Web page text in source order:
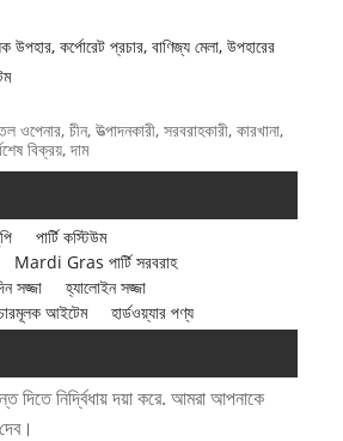
উপহার, কর্পোরেট প্রচার, বাণিজ্য মেলা, উপহারের
ওপেনার, চীন, উত্পাদনকারী, সরবরাহকারী, কারখানা,
বিক্রয়, দাম
পার্টি কস্টিউম
Mardi Gras পার্টি সরবরাহ
সজ্জা
হ্যালোইন সজ্জা
আইটেম
হার্ডওয়্যার পণ্য
দিতে নির্দ্বিধায় দয়া করে. আমরা আপনাকে